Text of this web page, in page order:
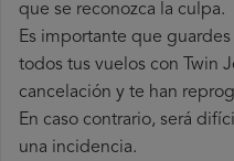
que se reconozca la culpa.
Es importante que
todos tus vuelos con Twin
cancelación y te han
En caso contrario, será
una incidencia.